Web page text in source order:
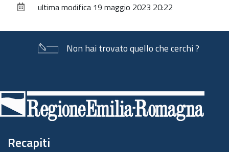
documentoultima modifica 19 maggio 2023 20:22
Non hai trovato quello che cerchi ?
di
pagina
Recapiti